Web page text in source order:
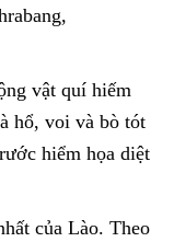
vật quí hiếm
hổ, voi và bò tót
hiểm họa diệt
của Lào. Theo